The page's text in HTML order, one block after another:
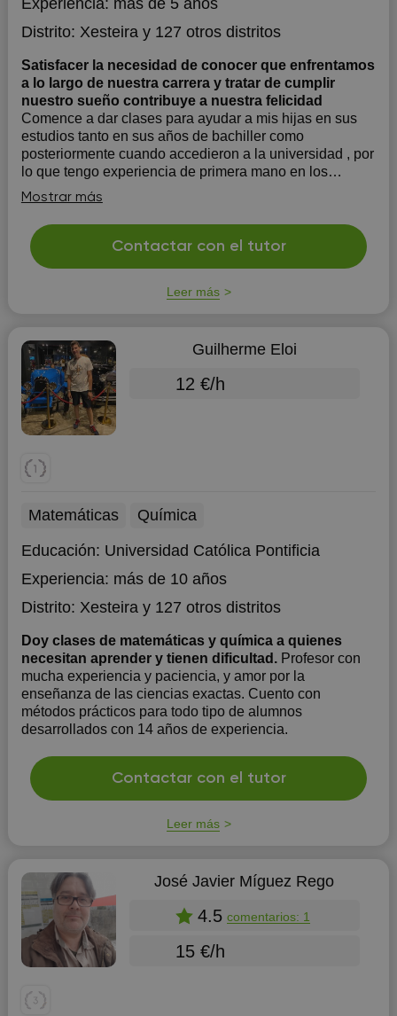
Experiencia: más de 5 años
Distrito: Xesteiray 127 otros distritos
Satisfacer la necesidad de conocer que enfrentamos
a lo largo de nuestra carrera y tratar de cumplir
nuestro sueño contribuye a nuestra felicidad
Comence a dar clases para ayudar a mis hijas en sus
estudios tanto en sus años de bachiller como
posteriormente cuando accedieron a la universidad , por
lo que tengo experiencia de primera mano en los
problemas a los que os soleis enfrentar cuando estais
preparando los examenes, asi que nuestras cla...
Mostrar más
Contactar con el tutor
Leer más
Guilherme Eloi
12 €/h
Matemáticas
Química
Educación: Universidad Católica Pontificia
Experiencia: más de 10 años
Distrito: Xesteiray 127 otros distritos
Doy clases de matemáticas y química a quienes
necesitan aprender y tienen dificultad. Profesor con
mucha experiencia y paciencia, y amor por la
enseñanza de las ciencias exactas. Cuento con
métodos prácticos para todo tipo de alumnos
desarrollados con 14 años de experiencia.
Contactar con el tutor
Leer más
José Javier Míguez Rego
4.5 comentarios: 1
15 €/h